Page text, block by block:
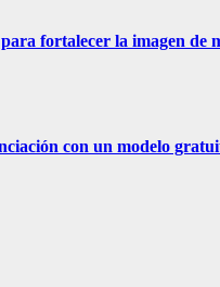
fortalecer la imagen de
con un modelo